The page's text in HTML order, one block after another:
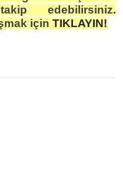
edebilirsiniz.
için TIKLAYIN!